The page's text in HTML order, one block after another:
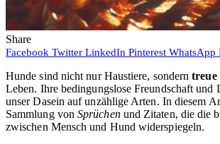
Share
Facebook Twitter LinkedIn Pinterest WhatsApp
Hunde sind nicht nur Haustiere, sonderntreue
Leben. Ihre bedingungslose Freundschaft und
unser Dasein auf unzählige Arten. In diesem
Sammlung vonSprüchenund Zitaten, die die
zwischen Mensch und Hund widerspiegeln.